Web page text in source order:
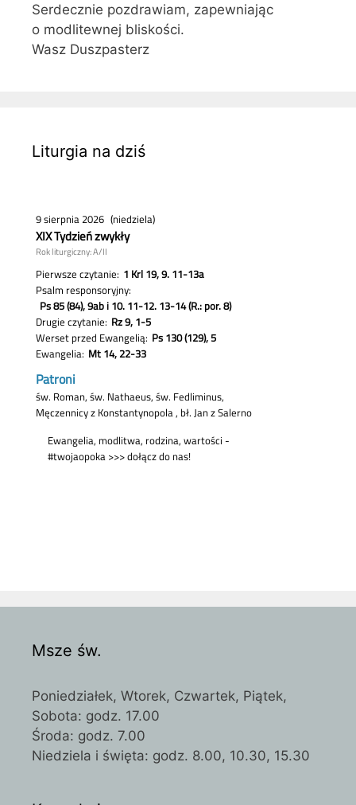
Serdecznie pozdrawiam, zapewniając
o modlitewnej bliskości.
Wasz Duszpasterz
Liturgia na dziś
Msze św.
Poniedziałek, Wtorek, Czwartek, Piątek,
Sobota: godz. 17.00
Środa: godz. 7.00
Niedziela i święta: godz. 8.00, 10.30, 15.30